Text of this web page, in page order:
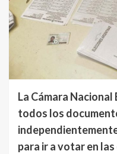
La Cámara
todos los
para ir a votar en